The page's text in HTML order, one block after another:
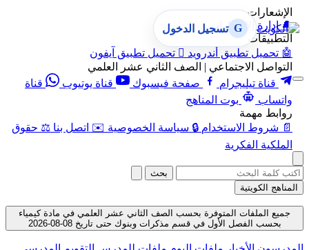
الإشعارات
🔔 إدارة الإشعارات
التطبيقات
🤖 تحميل تطبيق أندرويد  تحميل تطبيق آيفون
التواصل الاجتماعي | الصف الثاني عشر العلمي
قناة تيليجرام
صفحة فيسبوك قناة يوتيوب
قناة
واتساب
بوت المناهج
روابط مهمة
📄 شروط الاستخدام 🔒 سياسة الخصوصية ✉️ اتصل بنا ⚖️ حقوق
الملكية الفكرية
G تسجيل الدخول
بحث
المناهج الكويتية
جميع الملفات المتوفرة بحسب الصف الثاني عشر العلمي في مادة كيمياء
بحسب الفصل الأول في قسم مذكرات وبنوك حتى تاريخ 08-08-2026